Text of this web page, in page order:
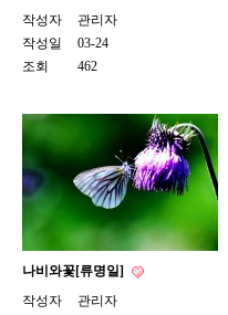
작성자
관리자
작성일
03-24
조회
462
나비와꽃[류명일]
작성자
관리자